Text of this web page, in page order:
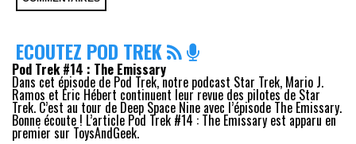
ECOUTEZ POD TREK
Pod Trek #14 : The Emissary
Dans cet épisode de Pod Trek, notre podcast Star Trek, Mario J.
Ramos et Eric Hébert continuent leur revue des pilotes de Star
Trek. C’est au tour de Deep Space Nine avec l’épisode The Emissary.
Bonne écoute ! L’article Pod Trek #14 : The Emissary est apparu en
premier sur ToysAndGeek.